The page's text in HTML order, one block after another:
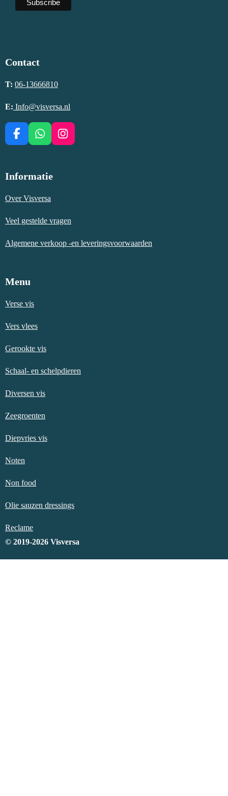
Contact
T: 06-13666810
E: Info@visversa.nl
F
a
b
o
W
h
s
p
I
n
m
Informatie
Over Visversa
Veel gestelde vragen
Algemene verkoop -en leveringsvoorwaarden
Menu
Verse vis
Vers vlees
Gerookte vis
Schaal- en schelpdieren
Diversen vis
Zeegroenten
Diepvries vis
Noten
Non food
Olie sauzen dressings
Reclame
© 2019-2026 Visversa